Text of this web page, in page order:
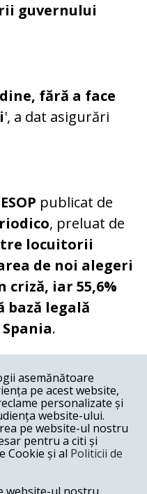
guvernului
fără a face
', a dat asigurări
publicat de
, preluat de
locuitorii
de noi alegeri
criză, iar 55,6%
bază legală
.
asemănătoare
pe acest website,
personalizate și
website-ului.
pe website-ul nostru
pentru a citi și
Cookie și al Politicii de